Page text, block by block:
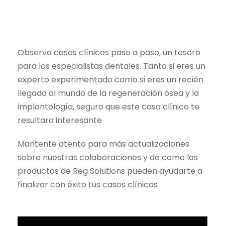
Observa casos clínicos paso a paso, un tesoro
para los especialistas dentales. Tanto si eres un
experto experimentado como si eres un recién
llegado al mundo de la regeneración ósea y la
implantología, seguro que este caso clínico te
resultara interesante
Mantente atento para más actualizaciones
sobre nuestras colaboraciones y de como los
productos de Reg Solutions pueden ayudarte a
finalizar con éxito tus casos clínicos